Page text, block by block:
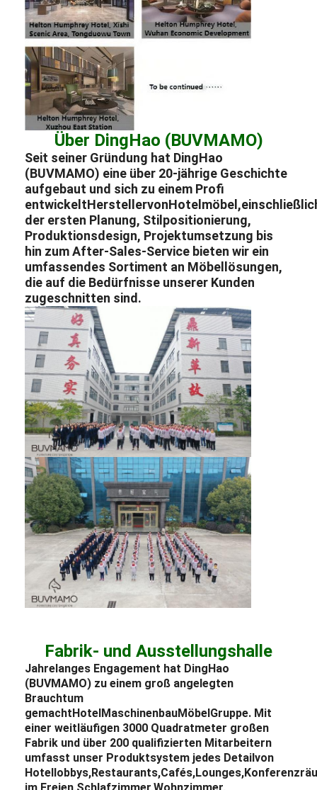
Über DingHao (BUVMAMO)
Seit seiner Gründung hat DingHao
(BUVMAMO) eine über 20-jährige Geschichte
aufgebaut und sich zu einem Profi
entwickeltHerstellervonHotelmöbel,
der ersten Planung, Stilpositionierung,
Produktionsdesign, Projektumsetzung bis
hin zum After-Sales-Service bieten wir ein
umfassendes Sortiment an Möbellösungen,
die auf die Bedürfnisse unserer Kunden
zugeschnitten sind.
Fabrik- und Ausstellungshalle
Jahrelanges Engagement hat DingHao
(BUVMAMO) zu einem groß angelegten
Brauchtum
gemachtHotelMaschinenbauMöbelGruppe. Mit
einer weitläufigen 3000 Quadratmeter großen
Fabrik und über 200 qualifizierten Mitarbeitern
umfasst unser Produktsystem jedes Detailvon
Hotellobbys,Restaurants,Cafés,Lounges,